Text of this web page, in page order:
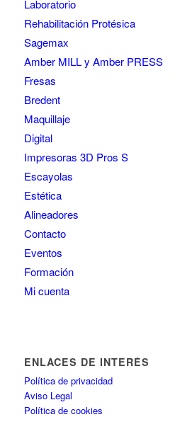
Laboratorio
Rehabilitación Protésica
Sagemax
Amber MILL y Amber PRESS
Fresas
Bredent
Maquillaje
Digital
Impresoras 3D Pros S
Escayolas
Estética
Alineadores
Contacto
Eventos
Formación
Mi cuenta
ENLACES DE INTERÉS
Política de privacidad
Aviso Legal
Política de cookies